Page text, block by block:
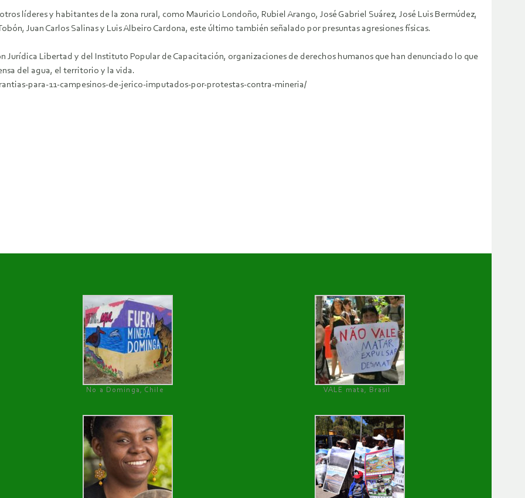
líderes y habitantes de la zona rural, como Mauricio Londoño, Rubiel Arango, José Gabriel Suárez, José Luis Bermúdez,
Juan Carlos Salinas y Luis Albeiro Cardona, este último también señalado por presuntas agresiones físicas.
Jurídica Libertad y del Instituto Popular de Capacitación, organizaciones de derechos humanos que han denunciado lo que
del agua, el territorio y la vida.
para-11-campesinos-de-jerico-imputados-por-protestas-contra-mineria/
No a Dominga, Chile
VALE mata, Brasil